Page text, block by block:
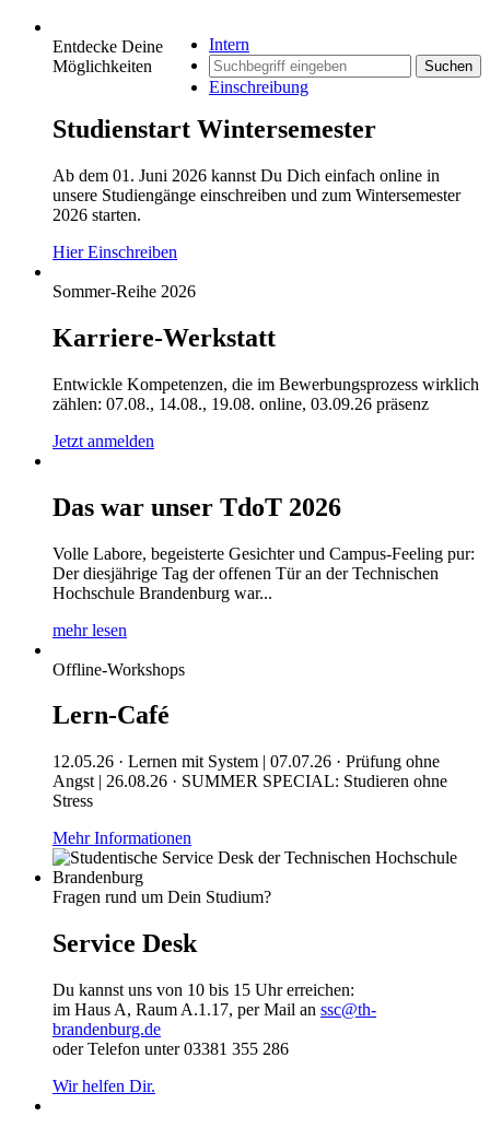
Intern
Suchen
Einschreibung
Entdecke Deine
Möglichkeiten
Studienstart Wintersemester
Ab dem 01. Juni 2026 kannst Du Dich einfach online in
unsere Studiengänge einschreiben und zum Wintersemester
2026 starten.
Hier Einschreiben
Sommer-Reihe 2026
Karriere-Werkstatt
Entwickle Kompetenzen, die im Bewerbungsprozess wirklich
zählen: 07.08., 14.08., 19.08. online, 03.09.26 präsenz
Jetzt anmelden
Das war unser TdoT 2026
Volle Labore, begeisterte Gesichter und Campus-Feeling pur:
Der diesjährige Tag der offenen Tür an der Technischen
Hochschule Brandenburg war...
mehr lesen
Offline-Workshops
Lern-Café
12.05.26 · Lernen mit System | 07.07.26 · Prüfung ohne
Angst | 26.08.26 · SUMMER SPECIAL: Studieren ohne
Stress
Mehr Informationen
Fragen rund um Dein Studium?
Service Desk
Du kannst uns von 10 bis 15 Uhr erreichen:
im Haus A, Raum A.1.17, per Mail an ssc@th-
brandenburg.de
oder Telefon unter 03381 355 286
Wir helfen Dir.